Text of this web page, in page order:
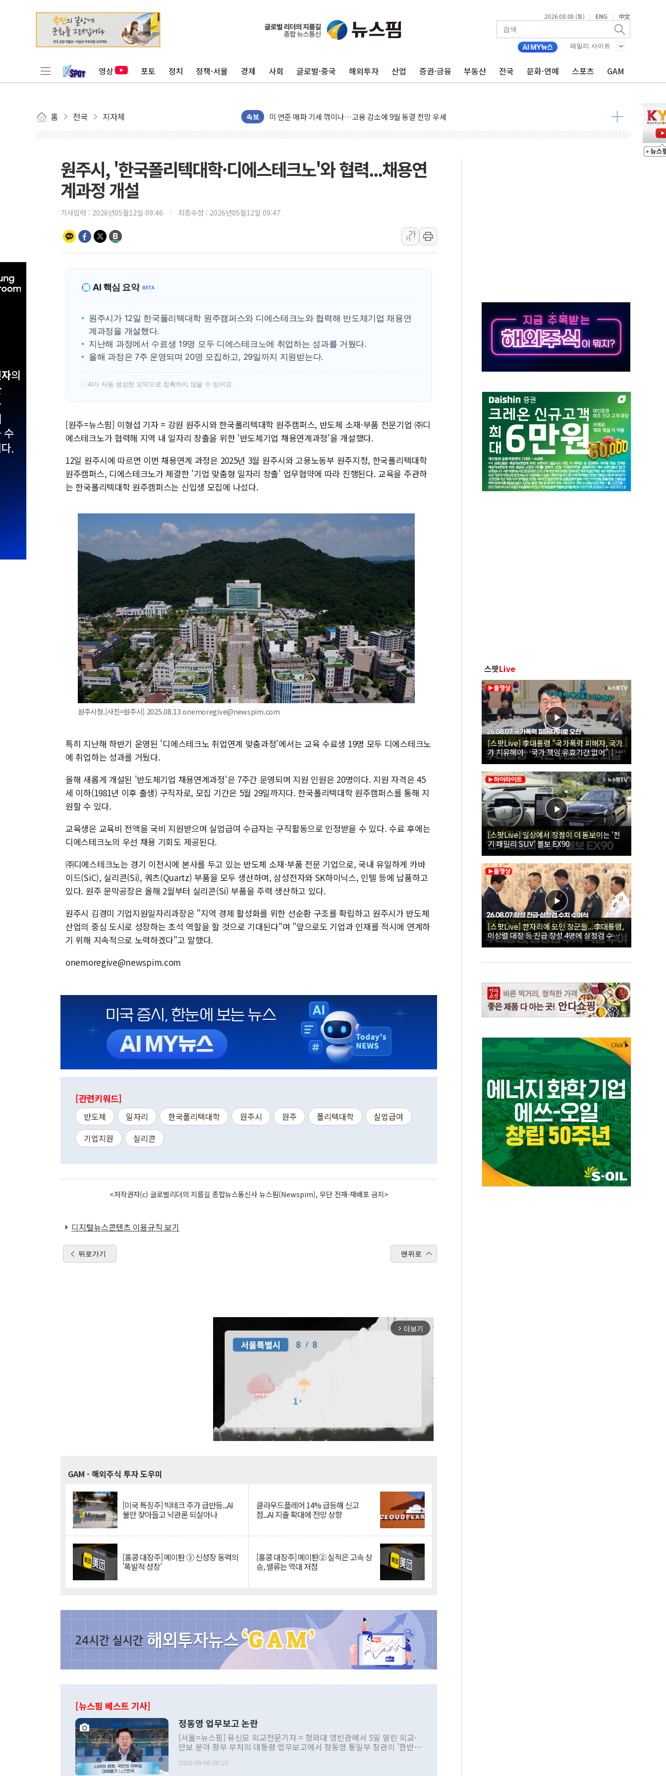
2026.08.08 (토) | ENG | 中文
패밀리 사이트
영상 포토 정치 정책·서울 경제 사회 글로벌·중국 해외투자 산업 증권·금융 부동산 전국 문화·연예 스포츠 GAM
홈 전국 지자체 속보
민주, 오늘 제주·인천 경선 결과 발표...'김민석 재역전 vs 정청래 격차 확대'
트럼프, 쿡 연준 이사 해임 재추진…"26일까지 의혹 소명" 요구
[종합] 이슬람 수니파 3국, '공동방위협정' 체결… 이스라엘·이란 위협에 맞설 자체 억지력 강화
트럼프, 백신·자폐증 행정명령 검토…"이르면 다음 주"
이란 핵심 원유 수출항 '하르그섬', 최근 1주일 이상 '올스톱'… 美 해상봉쇄 영향
美 고용 쇼크에 엔화 장중 급등…시장은 "또 개입했나" 촉각
뉴욕증시 프리뷰, 美 고용 쇼크에 금리 인상 우려 후퇴…나스닥 선물 1%대 상승
[사진] 이슬람 수니파 3개국, 공동방위협정 체결
뉴욕증시 개장 전 특징주...아틀라시안·클라우드플레어·태양광주↑ VS 트레이드데스크·웬디스↓
보훈부, 미 DPAA와 MOU… "6·25 미군 실종자 7359명 끝까지 찾겠다"
李 "해남 태양광, 대한민국 다음 100년 밑거름…수도권 집중 완화 전환점"
원주시, '한국폴리텍대학·디에스테크노'와 협력...채용연
계과정 개설
기사입력 : 2026년05월12일 09:46 최종수정 : 2026년05월12일 09:47
가
가
AI 핵심 요약 BETA
원주시가 12일 한국폴리텍대학 원주캠퍼스와 디에스테크노와 협력해 반도체기업 채용연
계과정을 개설했다.
지난해 과정에서 수료생 19명 모두 디에스테크노에 취업하는 성과를 거뒀다.
올해 과정은 7주 운영되며 20명 모집하고, 29일까지 지원받는다.
! AI가 자동 생성한 요약으로 정확하지 않을 수 있어요.
[원주=뉴스핌] 이형섭 기자 = 강원 원주시와 한국폴리텍대학 원주캠퍼스, 반도체 소재·부품 전문기업 ㈜디
에스테크노가 협력해 지역 내 일자리 창출을 위한 '반도체기업 채용연계과정'을 개설했다.
12일 원주시에 따르면 이번 채용연계 과정은 2025년 3월 원주시와 고용노동부 원주지청, 한국폴리텍대학
원주캠퍼스, 디에스테크노가 체결한 '기업 맞춤형 일자리 창출' 업무협약에 따라 진행된다. 교육을 주관하
는 한국폴리텍대학 원주캠퍼스는 신입생 모집에 나섰다.
원주시청.[사진=원주시] 2025.08.13 onemoregive@newspim.com
특히 지난해 하반기 운영된 '디에스테크노 취업연계 맞춤과정'에서는 교육 수료생 19명 모두 디에스테크노
에 취업하는 성과를 거뒀다.
올해 새롭게 개설된 '반도체기업 채용연계과정'은 7주간 운영되며 지원 인원은 20명이다. 지원 자격은 45
세 이하(1981년 이후 출생) 구직자로, 모집 기간은 5월 29일까지다. 한국폴리텍대학 원주캠퍼스를 통해 지
원할 수 있다.
교육생은 교육비 전액을 국비 지원받으며 실업급여 수급자는 구직활동으로 인정받을 수 있다. 수료 후에는
디에스테크노의 우선 채용 기회도 제공된다.
㈜디에스테크노는 경기 이천시에 본사를 두고 있는 반도체 소재·부품 전문 기업으로, 국내 유일하게 카바
이드(SiC), 실리콘(Si), 쿼츠(Quartz) 부품을 모두 생산하며, 삼성전자와 SK하이닉스, 인텔 등에 납품하고
있다. 원주 문막공장은 올해 2월부터 실리콘(Si) 부품을 주력 생산하고 있다.
원주시 김경미 기업지원일자리과장은 "지역 경제 활성화를 위한 선순환 구조를 확립하고 원주시가 반도체
산업의 중심 도시로 성장하는 초석 역할을 할 것으로 기대된다"며 "앞으로도 기업과 인재를 적시에 연계하
기 위해 지속적으로 노력하겠다"고 말했다.
onemoregive@newspim.com
[관련키워드]
반도체 일자리 한국폴리텍대학 원주시 원주 폴리텍대학
실업급여
기업지원
실리콘
<저작권자(c) 글로벌리더의 지름길 종합뉴스통신사 뉴스핌(Newspim), 무단 전재-재배포 금지>
디지털뉴스콘텐츠 이용규칙 보기
뒤로가기 맨위로
arrow_forward_ios 더보기
GAM - 해외주식 투자 도우미
[미국 특징주] 빅테크 주가 급반등...AI
불안 잦아들고 낙관론 되살아나
클라우드플레어 14% 급등해 신고
점...AI 지출 확대에 전망 상향
[홍콩 대장주] 메이퇀 ③ 신성장 동력의
'폭발적 성장'
[홍콩 대장주] 메이퇀② 실적은 고속 상
승, 밸류는 역대 저점
[뉴스핌 베스트 기사]
정동영 업무보고 논란
[서울=뉴스핌] 유신모 외교전문기자 = 청와대 영빈관에서 5일 열린 외교·
안보 분야 정부 부처의 대통령 업무보고에서 정동영 통일부 장관의 '한반도
발언 중에는 정부 내 조율을 거치지 않은 사안을 정책으로 추진하겠다고 공
2026-08-06 06:10
스팟Live
[스팟Live] 李대통령 "국가폭력 피해자, 국가
가 치유해야…국가 책임 유효기간 없어"｜
26.08.07 국가폭력 피해자 위로 오찬
[스팟Live] 일상에서 장점이 더 돋보이는 '전
기 패밀리 SUV' 볼보 EX90
[스팟Live] 한자리에 모인 장군들...李대통령,
이상렬 대장 등 진급 장성 4명에 삼정검 수치
직접 수여｜26.08.07 장성 진급·삼정검 수치